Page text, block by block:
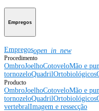
Empregos
Empregosopen_in_new
Procedimento
OmbroJoelhoCotoveloMão e
tornozeloQuadrilOrtobiológicos
Producto
OmbroJoelhoCotoveloMão e
tornozeloQuadrilOrtobiológicos
vertebralImagem e ressecção